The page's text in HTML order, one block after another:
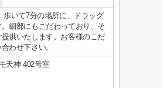
歩いて7分の場所に、ドラッグ
細部にもこだわっており、そ
供いたします。お客様のこだ
わせ下さい。
天神 402号室